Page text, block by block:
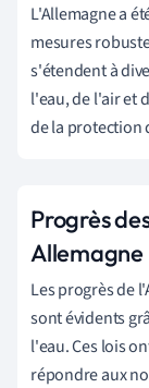
L'Allemagne a
mesures
s'étendent à
l'eau, de l'air et
de la protection
Progrès
Allemagne
Les progrès de
sont évidents
l'eau. Ces lois
répondre aux